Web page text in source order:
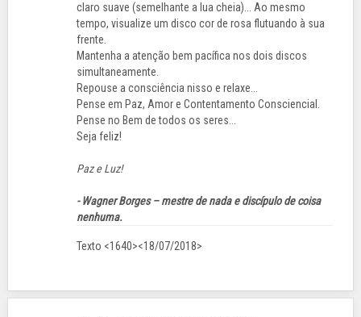
claro suave (semelhante a lua cheia)... Ao mesmo
tempo, visualize um disco cor de rosa flutuando à sua
frente.
Mantenha a atenção bem pacífica nos dois discos
simultaneamente.
Repouse a consciência nisso e relaxe...
Pense em Paz, Amor e Contentamento Consciencial.
Pense no Bem de todos os seres...
Seja feliz!
Paz e Luz!
- Wagner Borges – mestre de nada e discípulo de coisa
nenhuma.
Texto <1640><18/07/2018>